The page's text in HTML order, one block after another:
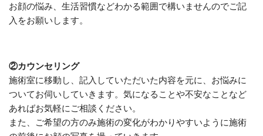
お顔の悩み、生活習慣などわかる範囲で構いませんのでご記
入をお願いします。
②カウンセリング
施術室に移動し、記入していただいた内容を元に、お悩みに
ついてお伺いしていきます。気になることや不安なことなど
あればお気軽にご相談ください。
また、ご希望の方のみ施術の変化がわかりやすいように施術